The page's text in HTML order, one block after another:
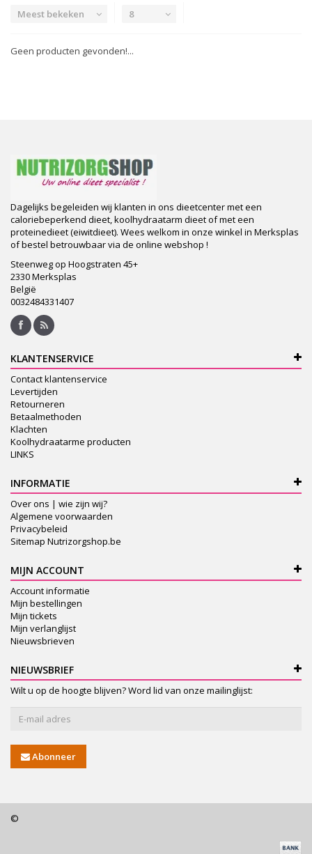
Meest bekeken 8
Geen producten gevonden!...
Dagelijks begeleiden wij klanten in ons dieetcenter met een
caloriebeperkend dieet, koolhydraatarm dieet of met een
proteinedieet (eiwitdieet). Wees welkom in onze winkel in Merksplas
of bestel betrouwbaar via de online webshop !
Steenweg op Hoogstraten 45+
2330 Merksplas
België
0032484331407
KLANTENSERVICE
Contact klantenservice
Levertijden
Retourneren
Betaalmethoden
Klachten
Koolhydraatarme producten
LINKS
INFORMATIE
Over ons | wie zijn wij?
Algemene voorwaarden
Privacybeleid
Sitemap Nutrizorgshop.be
MIJN ACCOUNT
Account informatie
Mijn bestellingen
Mijn tickets
Mijn verlanglijst
Nieuwsbrieven
NIEUWSBRIEF
Wilt u op de hoogte blijven? Word lid van onze mailinglijst:
Abonneer
©